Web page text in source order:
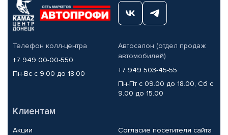
Телефон колл-центра
+7 949 00-00-550
Пн-Вс с 9.00 до 18.00
Автосалон (отдел продаж
автомобилей)
+7 949 503-45-55
Пн-Пт с 09.00 до 18.00, Сб с
9.00 до 15.00
Клиентам
Акции
Согласие посетителя сайта